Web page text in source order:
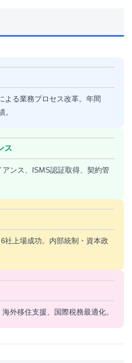
よる業務プロセス改革。年間
。
ス
ンス、ISMS認証取得、契約管
社上場成功。内部統制・資本政
外移住支援、国際税務最適化。